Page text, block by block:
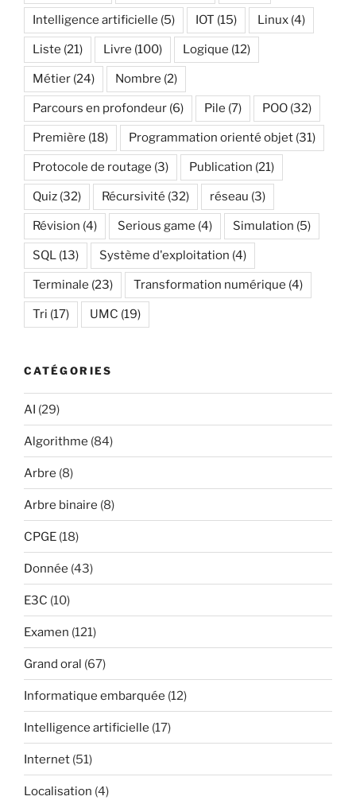
Intelligence artificielle (5) IOT (15) Linux (4)
Liste (21) Livre (100) Logique (12)
Métier (24) Nombre (2)
Parcours en profondeur (6) Pile (7) POO (32)
Première (18) Programmation orienté objet (31)
Protocole de routage (3) Publication (21)
Quiz (32) Récursivité (32) réseau (3)
Révision (4) Serious game (4) Simulation (5)
SQL (13) Système d'exploitation (4)
Terminale (23) Transformation numérique (4)
Tri (17) UMC (19)
CATÉGORIES
AI (29)
Algorithme (84)
Arbre (8)
Arbre binaire (8)
CPGE (18)
Donnée (43)
E3C (10)
Examen (121)
Grand oral (67)
Informatique embarquée (12)
Intelligence artificielle (17)
Internet (51)
Localisation (4)